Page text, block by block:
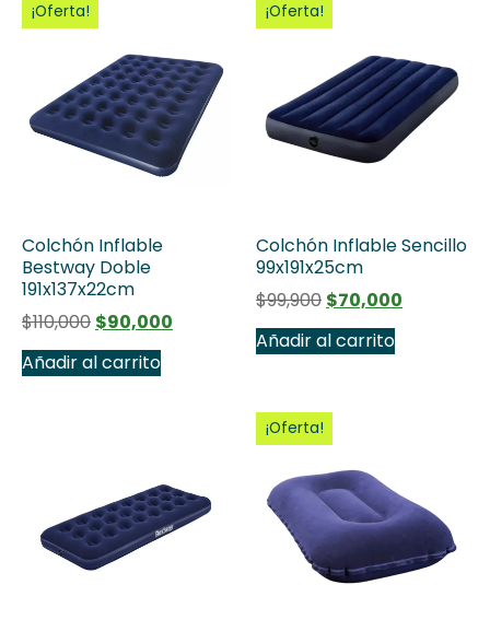
¡Oferta!
Colchón Inflable
Bestway Doble
191x137x22cm
$110,000 $90,000
Añadir al carrito
¡Oferta!
Colchón Inflable Sencillo
99x191x25cm
$99,900 $70,000
Añadir al carrito
¡Oferta!